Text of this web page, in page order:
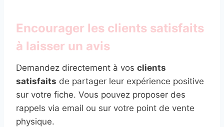
Encourager les clients satisfaits
à laisser un avis
Demandez directement à vos clients
satisfaits de partager leur expérience positive
sur votre fiche. Vous pouvez proposer des
rappels via email ou sur votre point de vente
physique.